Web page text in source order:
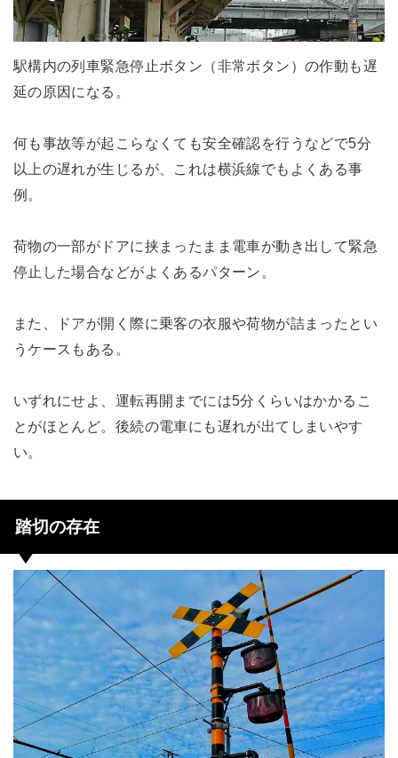
駅構内の列車緊急停止ボタン（非常ボタン）の作動も遅
延の原因になる。
何も事故等が起こらなくても安全確認を行うなどで5分
以上の遅れが生じるが、これは横浜線でもよくある事
例。
荷物の一部がドアに挟まったまま電車が動き出して緊急
停止した場合などがよくあるパターン。
また、ドアが開く際に乗客の衣服や荷物が詰まったとい
うケースもある。
いずれにせよ、運転再開までには5分くらいはかかるこ
とがほとんど。後続の電車にも遅れが出てしまいやす
い。
踏切の存在